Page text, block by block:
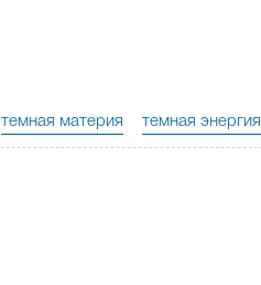
темная материя темная энергия